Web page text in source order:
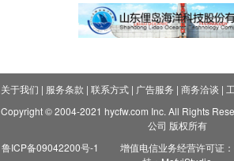
关于我们 | 服务条款 | 联系方式| 广告服务 | 商务洽谈 |
Copyright © 2004-2021 hycfw.com Inc. All Rights
公司 版权所有
鲁ICP备09042200号-1
增值电信业务经营许可证